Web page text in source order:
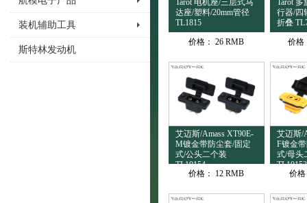
装机辅助工具
斯特林发动机
Tarot 电机座/三层式马
达座/塑料/20mm管径
TL1815
价格： 26 RMB
Tarot
行器/四
折叠
价格
艾迈斯/Amass XT90E-
M镀金带防尘套/固定
式/公头二个装
TL10154
价格：
12 RMB
艾迈斯/
F镀金
式/母头
TL10153
价